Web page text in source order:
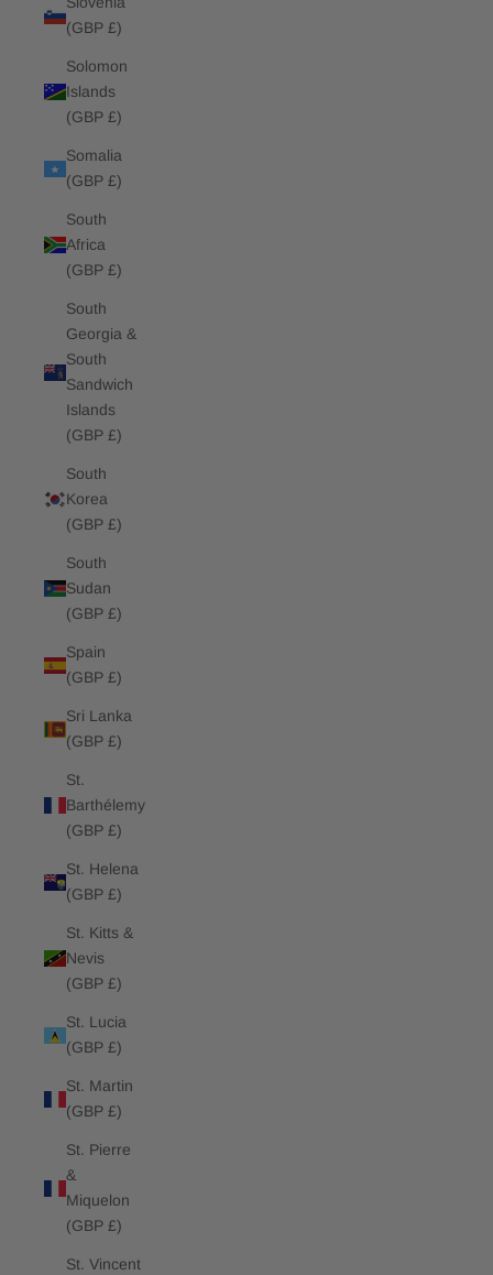
(GBP £)
Solomon
Islands
(GBP £)
Somalia
(GBP £)
South
Africa
(GBP £)
South
Georgia &
South
Sandwich
Islands
(GBP £)
South
Korea
(GBP £)
South
Sudan
(GBP £)
Spain
(GBP £)
Sri Lanka
(GBP £)
St.
Barthélemy
(GBP £)
St. Helena
(GBP £)
St. Kitts &
Nevis
(GBP £)
St. Lucia
(GBP £)
St. Martin
(GBP £)
St. Pierre
&
Miquelon
(GBP £)
St. Vincent